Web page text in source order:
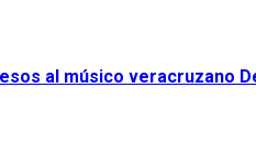
al músico veracruzano